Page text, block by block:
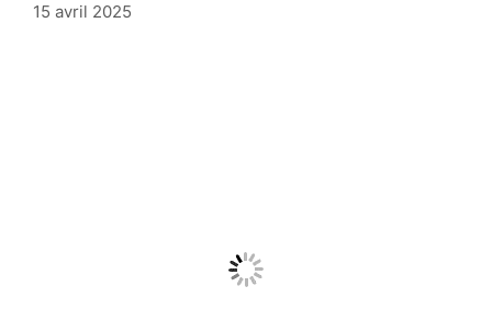
15 avril 2025